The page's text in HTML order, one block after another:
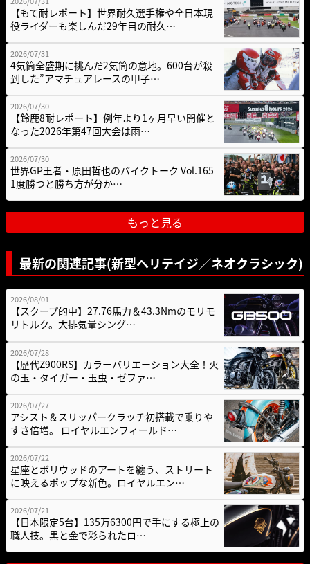
【もて耐レポート】世界耐久選手権や全日本現
役ライダーも楽しんだ29年目の耐久…
2026/07/31
4気筒全盛期に挑んだ2気筒の意地。600台が殺
到した”アマチュアレースの甲子…
2026/07/30
【鈴鹿8耐レポート】例年より1ヶ月早い開催と
なった2026年第47回大会は雨…
2026/07/30
世界GP王者・原田哲也のバイクトーク Vol.165
1度勝つと勝ち方が分か…
もっと見る
最新の関連記事(新型ヘリテイジ／ネオクラシック)
2026/08/01
【スクープ的中】27.76馬力＆43.3Nmのモリモ
リトルク。大排気量シング…
2026/07/28
【歴代Z900RS】カラーバリエーション大全！火
の玉・タイガー・玉虫・ゼファ…
2026/07/27
アシスト＆スリッパークラッチ初搭載で乗りや
すさ倍増。 ロイヤルエンフィールド…
2026/07/22
星座とボリウッドのアートを纏う、ストリート
に映えるポップな新色。ロイヤルエン…
2026/07/21
【日本限定5台】135万6300円で手にする極上の
職人技。黒と金で彩られたロ…